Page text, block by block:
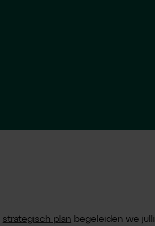
strategisch plan begeleiden we